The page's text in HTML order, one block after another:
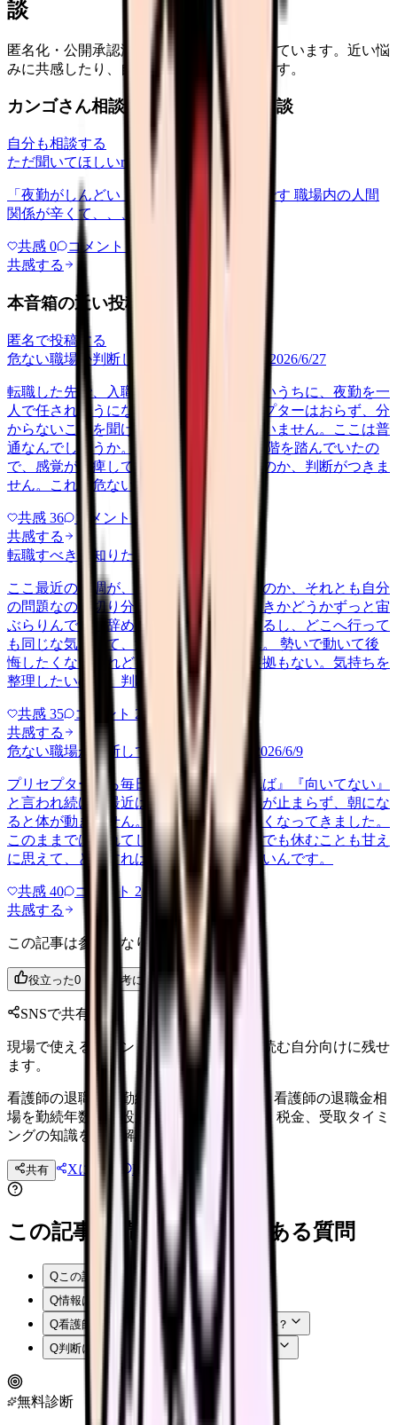
談
匿名化・公開承認済みの本音だけを表示しています。近い悩
みに共感したり、自分の状況を投稿できます。
カンゴさん相談室から共有された相談
自分も相談する
ただ聞いてほしいrelationships 2026/6/13
「夜勤がしんどい」について相談したいです 職場内の人間
関係が辛くて、、、
共感 0 コメント
共感する
本音箱の近い投稿
匿名で投稿する
危ない職場か判断してほしい
career-growth 2026/6/27
転職した先で、入職して二ヶ月も経たないうちに、夜勤を一
人で任されそうになっています。プリセプターはおらず、分
からないことを聞ける相手も日によっていません。ここは普
通なんでしょうか。 前の職場はもっと段階を踏んでいたの
で、感覚が麻痺しているのか自分が甘いのか、判断がつきま
せん。これは危ない環境なのか…
共感 36 コメント
共感する
転職すべきか知りたい
ここ最近の不調が、職場の環境のせいなのか、それとも自分
の問題なのか切り分けられず、転職すべきかどうかずっと宙
ぶらりんです。辞めれば楽になる気もするし、どこへ行って
も同じな気もして、決め手がありません。 勢いで動いて後
悔したくないけれど、このまま留まる根拠もない。気持ちを
整理したいので、判断材料の集…
共感 35 コメント 2
共感する
危ない職場か判断してほしい harassment 2026/6/9
プリセプターから毎日のように『辞めれば』『向いてない』
と言われ続け、最近は職場が近づくと涙が止まらず、朝にな
ると体が動きません。食事も喉を通らなくなってきました。
このままでは壊れてしまう気がします。でも休むことも甘え
に思えて、どうすればいいのか分からないんです。
共感 40 コメント 2
共感する
この記事は参考になりましたか？
役立った0 参考になった
SNSで共有
現場で使えるポイントを、同僚やあとで読む自分向けに残せ
ます。
看護師の退職金｜勤続年数×施設別の相場 看護師の退職金相
場を勤続年数・施設別に整理。計算方法、税金、受取タイミ
ングの知識を完全解説します。
共有 Xに投稿 LINE
この記事を読む前後によくある質問
Qこの記事では何を確認できますか？
Q情報はいつ時点のものですか？
Q看護師はまず何から確認すればよいですか？
Q判断に迷う場合はどうすればよいですか？
無料診断